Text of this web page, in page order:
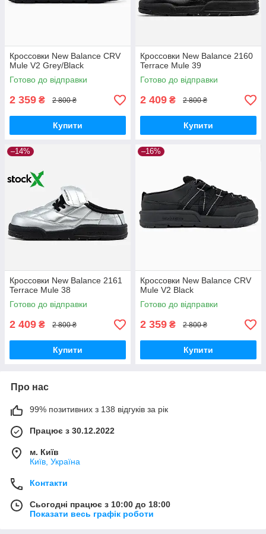
Кроссовки New Balance CRV
Mule V2 Grey/Black
Готово до відправки
2 359 ₴ 2 800 ₴
Купити
Кроссовки New Balance 2160
Terrace Mule 39
Готово до відправки
2 409 ₴ 2 800 ₴
Купити
–14%
Кроссовки New Balance 2161
Terrace Mule 38
Готово до відправки
2 409 ₴ 2 800 ₴
Купити
–16%
Кроссовки New Balance CRV
Mule V2 Black
Готово до відправки
2 359 ₴ 2 800 ₴
Купити
Про нас
99% позитивних з 138 відгуків за рік
Працює з 30.12.2022
м. Київ
Київ, Україна
Контакти
Сьогодні працює з 10:00 до 18:00
Показати весь графік роботи